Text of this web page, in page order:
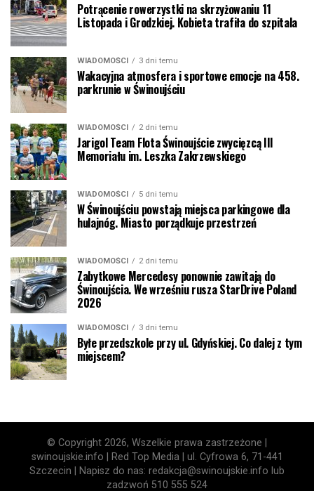
Potrącenie rowerzystki na skrzyżowaniu 11
Listopada i Grodzkiej. Kobieta trafiła do szpitala
WIADOMOŚCI 3 dni temu
Wakacyjna atmosfera i sportowe emocje na 458.
parkrunie w Świnoujściu
WIADOMOŚCI 2 dni temu
Jarigol Team Flota Świnoujście zwycięzcą III
Memoriału im. Leszka Zakrzewskiego
WIADOMOŚCI 5 dni temu
W Świnoujściu powstają miejsca parkingowe dla
hulajnóg. Miasto porządkuje przestrzeń
WIADOMOŚCI 2 dni temu
Zabytkowe Mercedesy ponownie zawitają do
Świnoujścia. We wrześniu rusza StarDrive Poland
2026
WIADOMOŚCI 3 dni temu
Byłe przedszkole przy ul. Gdyńskiej. Co dalej z tym
miejscem?
© Copyright 2026, Wszelkie prawa zastrzeżone |
swinoujskie.info | Red Top Media | ul. Cyfrowa 6, 71-441
Szczecin | Napisz do nas: redakcja@swinoujskie.info lub
zadzwoń 510 555 524